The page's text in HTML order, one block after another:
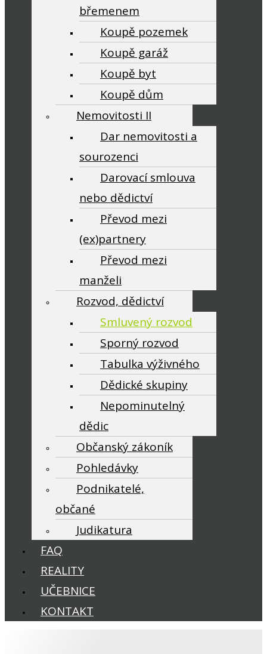
břemenem
Koupě pozemek
Koupě garáž
Koupě byt
Koupě dům
Nemovitosti II
Dar nemovitosti a
sourozenci
Darovací smlouva
nebo dědictví
Převod mezi
(ex)partnery
Převod mezi
manželi
Rozvod, dědictví
Smluvený rozvod
Sporný rozvod
Tabulka výživného
Dědické skupiny
Nepominutelný
dědic
Občanský zákoník
Pohledávky
Podnikatelé,
občané
Judikatura
FAQ
REALITY
UČEBNICE
KONTAKT